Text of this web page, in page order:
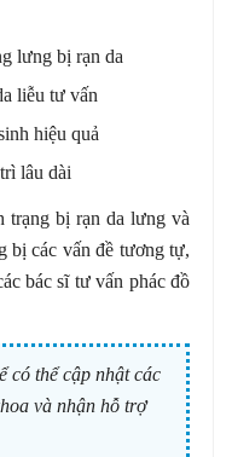
lưng bị rạn da
liễu tư vấn
hiệu quả
lâu dài
trạng bị rạn da lưng và
bị các vấn đề tương tự,
bác sĩ tư vấn phác đồ
có thể cập nhật các
và nhận hỗ trợ